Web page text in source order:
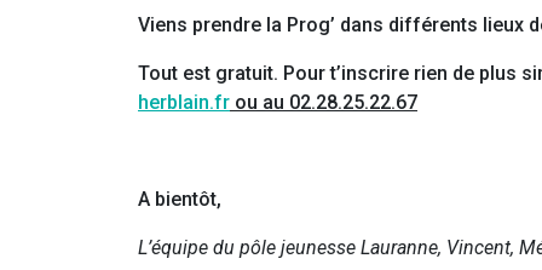
Viens prendre la Prog’ dans différents lieux
Tout est gratuit. Pour t’inscrire rien de plus
herblain.fr ou au 02.28.25.22.67
A bientôt,
L’équipe du pôle jeunesse Lauranne, Vincent,